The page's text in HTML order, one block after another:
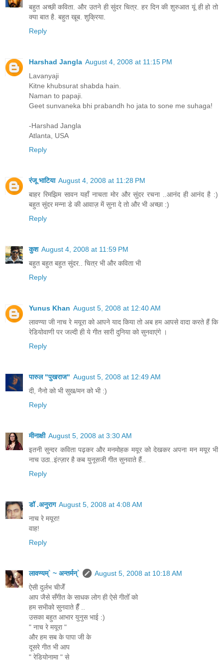
बहुत अच्छी कविता. और उतने ही सुंदर चित्र. हर दिन की शुरुआत यूं ही हो तो
क्या बात है. बहुत खूब. शुक्रिया.
Reply
Harshad Jangla August 4, 2008 at 11:15 PM
Lavanyaji
Kitne khubsurat shabda hain.
Naman to papaji.
Geet sunvaneka bhi prabandh ho jata to sone me suhaga!
-Harshad Jangla
Atlanta, USA
Reply
रंजू भाटिया August 4, 2008 at 11:28 PM
बाहर रिमझिम सावन यहाँ नाचता मोर और सुंदर रचना ..आनंद ही आनंद है :)
बहुत सुंदर मन्ना डे की आवाज़ में सुना दे तो और भी अच्छा :)
Reply
कुश August 4, 2008 at 11:59 PM
बहुत बहुत बहुत सुंदर.. चित्र भी और कविता भी
Reply
Yunus Khan August 5, 2008 at 12:40 AM
लावण्‍या जी नाच रे मयूरा को आपने याद किया तो अब हम आपसे वादा करते हैं कि
रेडियोवाणी पर जल्‍दी ही ये गीत सारी दुनिया को सुनवाएंगे ।
Reply
पारुल "पुखराज" August 5, 2008 at 12:49 AM
दी, नैनो को भी सुख/मन को भी :)
Reply
मीनाक्षी August 5, 2008 at 3:30 AM
इतनी सुन्दर कविता पढ़कर और मनमोहक मयूर को देखकर अपना मन मयूर भी
नाच उठा..इंत्ज़ार है कब युनूसजी गीत सुनवाते हैं..
Reply
डॉ .अनुराग August 5, 2008 at 4:08 AM
नाच रे मयूरा!
वाह!
Reply
लावण्यम्` ~ अन्तर्मन्`
August 5, 2008 at 10:18 AM
ऐसी दुर्लभ चीजेँ
आप जैसे सँगीत के साधक लोग ही ऐसे गीतोँ को
हम सभीको सुनवाते हैँ ..
उसका बहुत आभार युनुस भाई :)
" नाच रे मयूरा "
और हम सब के पापा जी के
दूसरे गीत भी आप
" रेडियोनामा " से